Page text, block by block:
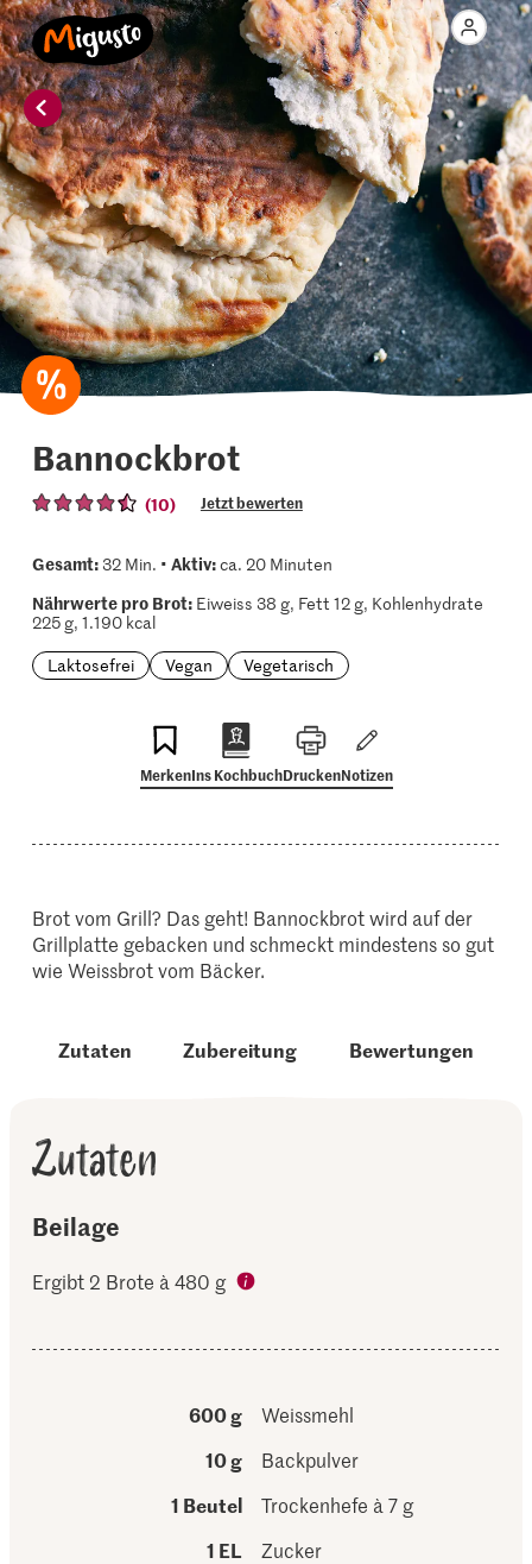
Bannockbrot
(10) Jetzt bewerten
Gesamt:32 Min. • Aktiv:ca. 20 Minuten
Nährwerte pro Brot:Eiweiss 38 g, Fett 12 g, Kohlenhydrate
225 g, 1.190 kcal
Laktosefrei
Vegan Vegetarisch
MerkenIns KochbuchDruckenNotizen
Brot vom Grill? Das geht! Bannockbrot wird auf der
Grillplatte gebacken und schmeckt mindestens so gut
wie Weissbrot vom Bäcker.
Zutaten Zubereitung Bewertungen
Zutaten
Beilage
Ergibt 2 Brote à 480 g
600 g
Weissmehl
10 g
Backpulver
1 Beutel
Trockenhefe à 7 g
1 EL
Zucker